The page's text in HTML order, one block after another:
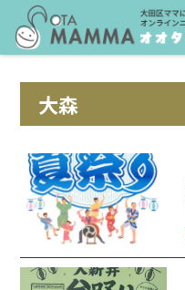
大森